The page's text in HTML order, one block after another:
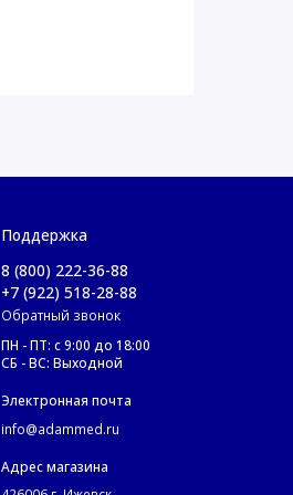
Поддержка
8 (800) 222-36-88
+7 (922) 518-28-88
Обратный звонок
ПН - ПТ: с 9:00 до 18:00
СБ - ВС: Выходной
Электронная почта
info@adammed.ru
Адрес магазина